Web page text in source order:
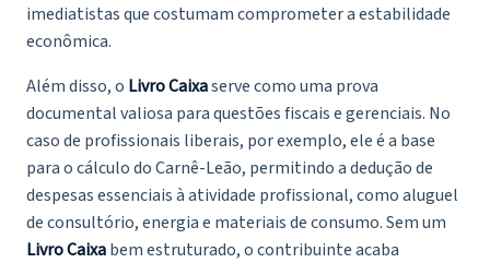
imediatistas que costumam comprometer a estabilidade
econômica.
Além disso, o Livro Caixaserve como uma prova
documental valiosa para questões fiscais e gerenciais. No
caso de profissionais liberais, por exemplo, ele é a base
para o cálculo do Carnê-Leão, permitindo a dedução de
despesas essenciais à atividade profissional, como aluguel
de consultório, energia e materiais de consumo. Sem um
Livro Caixabem estruturado, o contribuinte acaba